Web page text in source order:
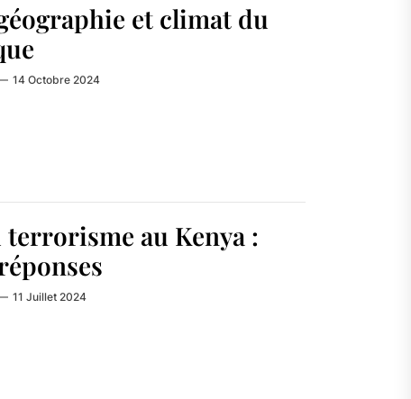
et climat du
14 Octobre 2024
au Kenya :
11 Juillet 2024